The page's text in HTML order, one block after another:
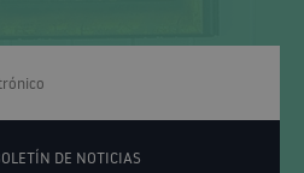
DE NOTICIAS